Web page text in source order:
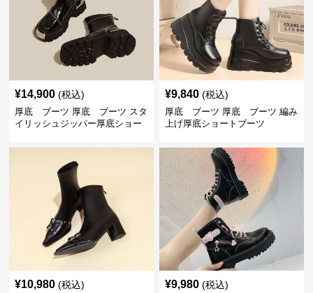
¥14,900 (税込)
厚底 ブーツ 厚底 ブーツ スタ
イリッシュジッパー厚底ショー
¥9,840 (税込)
厚底 ブーツ 厚底 ブーツ 編み
上げ厚底ショートブーツ
¥10,980 (税込) ¥9,980 (税込)